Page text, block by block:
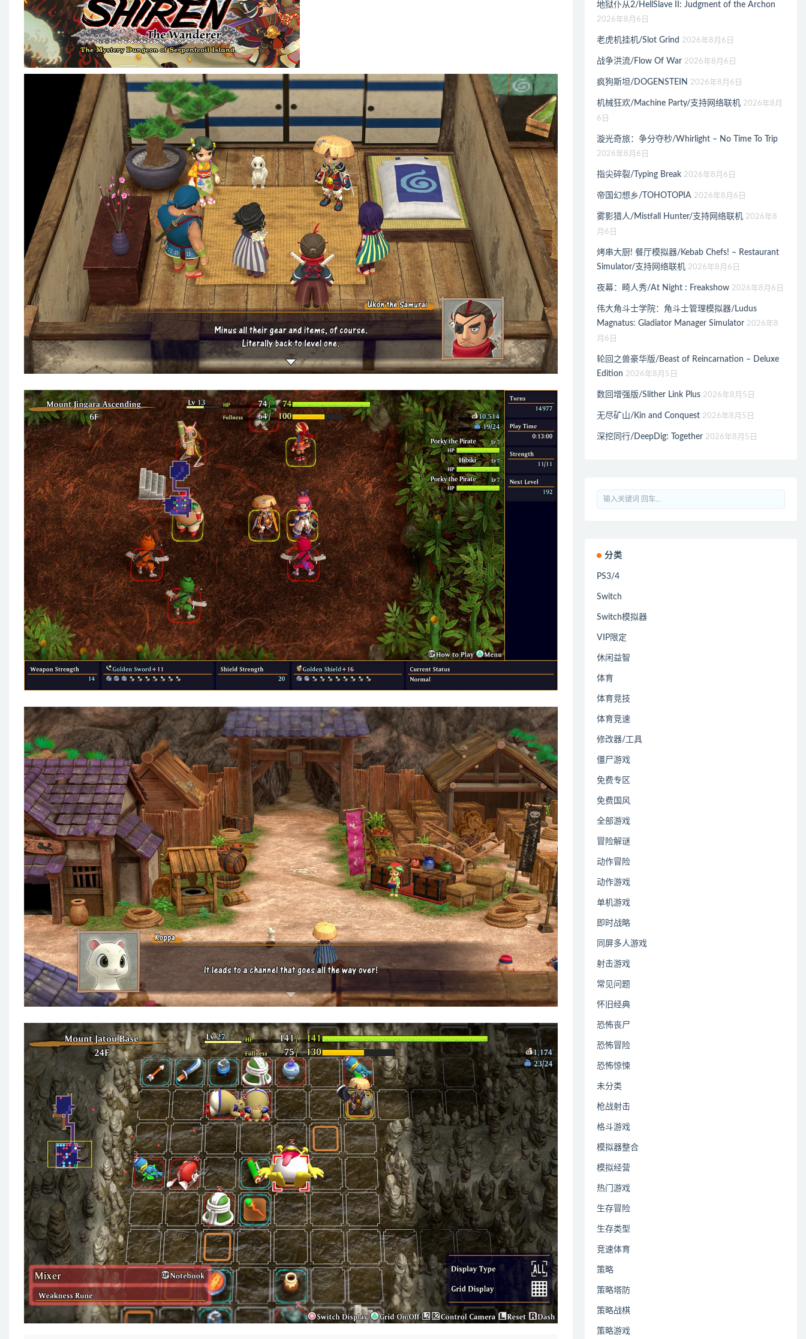
地狱仆从2/HellSlave II: Judgment of the Archon
2026年8月6日
老虎机挂机/Slot Grind 2026年8月6日
战争洪流/Flow Of War 2026年8月6日
疯狗斯坦/DOGENSTEIN 2026年8月6日
机械狂欢/Machine Party/支持网络联机 2026年8月
6日
漩光奇旅：争分夺秒/Whirlight – No Time To Trip
2026年8月6日
指尖碎裂/Typing Break 2026年8月6日
帝国幻想乡/TOHOTOPIA 2026年8月6日
雾影猎人/Mistfall Hunter/支持网络联机 2026年8
月6日
烤串大厨! 餐厅模拟器/Kebab Chefs! – Restaurant
Simulator/支持网络联机 2026年8月6日
夜幕：畸人秀/At Night : Freakshow 2026年8月6日
伟大角斗士学院：角斗士管理模拟器/Ludus
Magnatus: Gladiator Manager Simulator 2026年8
月6日
轮回之兽豪华版/Beast of Reincarnation – Deluxe
Edition 2026年8月5日
数回增强版/Slither Link Plus 2026年8月5日
无尽矿山/Kin and Conquest 2026年8月5日
深挖同行/DeepDig: Together 2026年8月5日
分类
PS3/4
Switch
Switch模拟器
VIP限定
休闲益智
体育
体育竞技
体育竞速
修改器/工具
僵尸游戏
免费专区
免费国风
全部游戏
冒险解谜
动作冒险
动作游戏
单机游戏
即时战略
同屏多人游戏
射击游戏
常见问题
怀旧经典
恐怖丧尸
恐怖冒险
恐怖惊悚
未分类
枪战射击
格斗游戏
模拟器整合
模拟经营
热门游戏
生存冒险
生存类型
竞速体育
策略
策略塔防
策略战棋
策略游戏